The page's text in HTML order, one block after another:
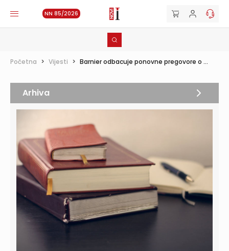
NN 85/2026
Početna > Vijesti > Barnier odbacuje ponovne pregovore o ...
Arhiva